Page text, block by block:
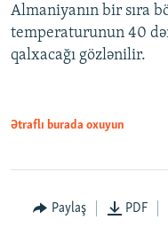
Almaniyanın bir sıra
temperaturunun 40
qalxacağı gözlənilir.
Ətraflı burada oxuyun
Paylaş PDF